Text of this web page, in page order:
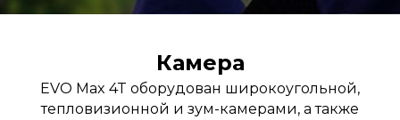
Камера
EVO Max 4T оборудован широкоугольной,
тепловизионной и зум-камерами, а также